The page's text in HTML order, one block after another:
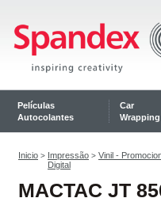
Películas
Autocolantes
Car
Wrapping
Inicio > Impressão
Digital
> Vinil -
MACTAC JT